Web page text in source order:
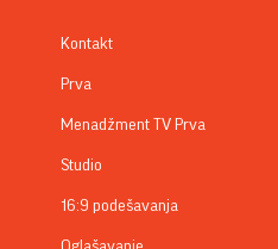
Kontakt
Prva
Menadžment TV Prva
Studio
16:9 podešavanja